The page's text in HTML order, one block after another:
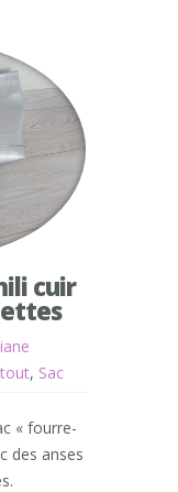
cuir
, Sac
« fourre-
des anses